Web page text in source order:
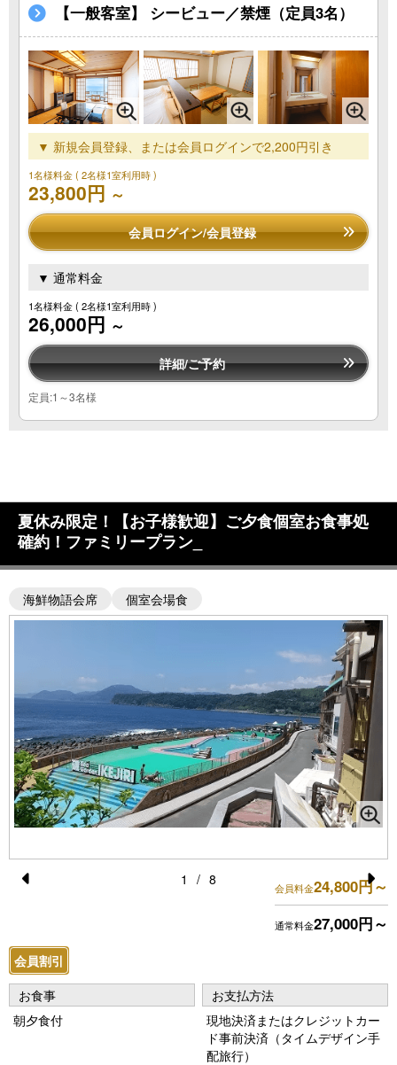
【一般客室】 シービュー／禁煙（定員3名）
▼ 新規会員登録、または会員ログインで2,200円引き
1名様料金( 2名様1室利用時 )
23,800円 ～
会員ログイン/会員登録
▼ 通常料金
1名様料金( 2名様1室利用時 )
26,000円 ～
詳細/ご予約
定員:1～3名様
夏休み限定！【お子様歓迎】ご夕食個室お食事処
確約！ファミリープラン_
海鮮物語会席 個室会場食
vi
o
u
s
N
e
1 / 8 会員料金24,800円～
通常料金27,000円～
会員割引
お食事
朝夕食付
お支払方法
現地決済またはクレジットカー
ド事前決済（タイムデザイン手
配旅行）